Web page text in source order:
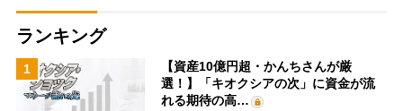
ランキング
1
【資産10億円超・かんちさんが厳
選！】「キオクシアの次」に資金が流
れる期待の高…